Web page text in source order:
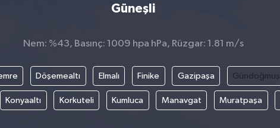
Güneşli
Nem: %43, Basınç: 1009 hpa hPa, Rüzgar: 1.81 m/s
Döşemealtı Elmalı Finike Gazipaşa Gündoğmuş
Konyaaltı Korkuteli Kumluca Manavgat Muratpaşa